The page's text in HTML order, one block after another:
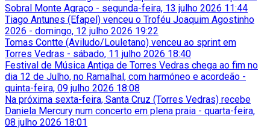
Sobral Monte Agraço - segunda-feira, 13 julho 2026 11:44
Tiago Antunes (Efapel) venceu o Troféu Joaquim Agostinho
2026 - domingo, 12 julho 2026 19:22
Tomas Contte (Aviludo/Louletano) venceu ao sprint em
Torres Vedras - sábado, 11 julho 2026 18:40
Festival de Música Antiga de Torres Vedras chega ao fim no
dia 12 de Julho, no Ramalhal, com harmóneo e acordeão -
quinta-feira, 09 julho 2026 18:08
Na próxima sexta-feira, Santa Cruz (Torres Vedras) recebe
Daniela Mercury num concerto em plena praia - quarta-feira,
08 julho 2026 18:01